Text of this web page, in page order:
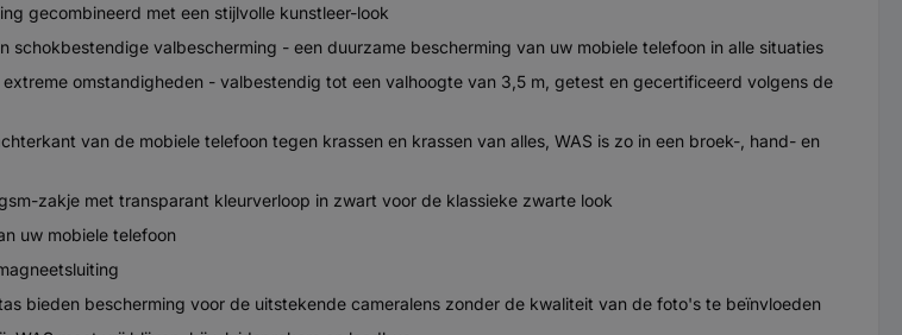
gecombineerd met een stijlvolle kunstleer-look
valbescherming - een duurzame bescherming van uw mobiele telefoon in alle situaties
omstandigheden - valbestendig tot een valhoogte van 3,5 m, getest en gecertificeerd volgens de
van de mobiele telefoon tegen krassen en krassen van alles, WAS is zo in een broek-, hand- en
zakje met transparant kleurverloop in zwart voor de klassieke zwarte look
uw mobiele telefoon
bieden bescherming voor de uitstekende cameralens zonder de kwaliteit van de foto's te beïnvloeden